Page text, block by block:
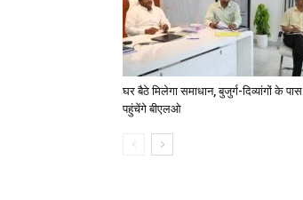
घर बैठे मिलेगा समाधान, बुजुर्ग-दिव्यांगों के पास
पहुंचेंगे बीएलओ